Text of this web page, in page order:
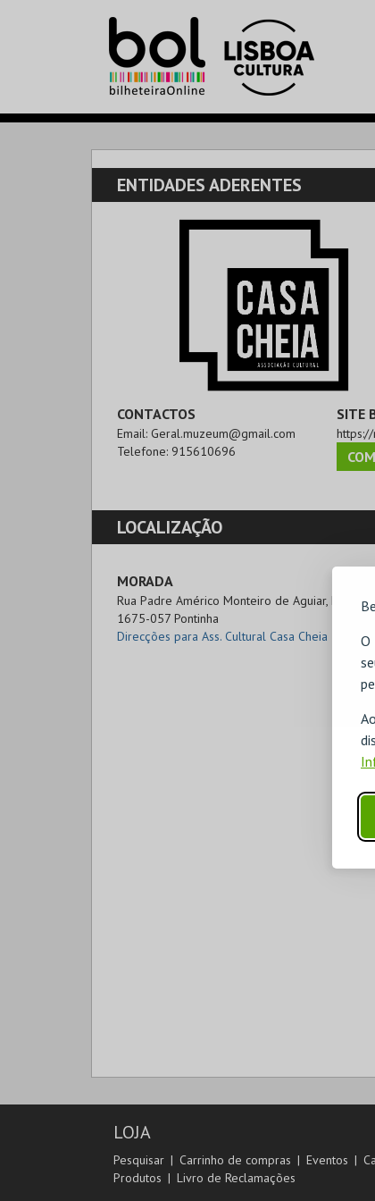
O
ENTIDADES ADERENTES
CONTACTOS
Email: Geral.muzeum@gmail.com
Telefone: 915610696
SITE
LOCALIZAÇÃO
MORADA
Rua Padre Américo Monteiro de Aguiar, Lote 1,
1675-057 Pontinha
Direcções para Ass. Cultural Casa Cheia
LOJA
Pesquisar Carrinho de compras Eventos
Produtos
Livro de Reclamações